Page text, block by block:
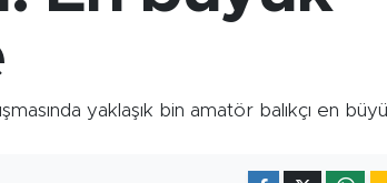
64.360,53 %-0.76
yaklaşık bin amatör balıkçı en